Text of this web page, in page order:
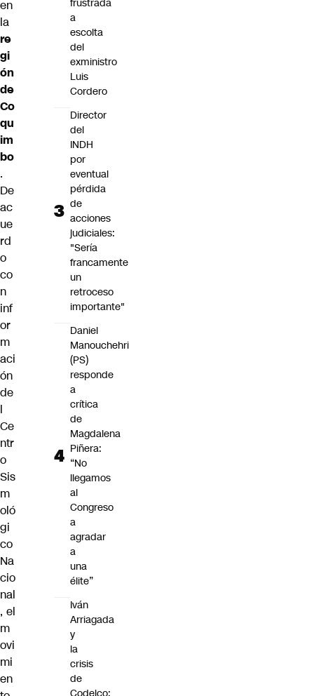
en
la
re
gi
ón
de
Co
qu
im
bo
.
De
ac
ue
rd
o
co
n
inf
or
m
aci
ón
de
l
Ce
ntr
o
Sis
m
oló
gi
co
Na
cio
nal
, el
m
ovi
mi
en
frustrada
a
escolta
del
exministro
Luis
Cordero
Director
del
INDH
por
eventual
pérdida
de
acciones
judiciales:
"Sería
francamente
un
retroceso
importante"
Daniel
Manouchehri
(PS)
responde
a
crítica
de
Magdalena
Piñera:
“No
llegamos
al
Congreso
a
agradar
a
una
élite”
Iván
Arriagada
y
la
crisis
de
Codelco: